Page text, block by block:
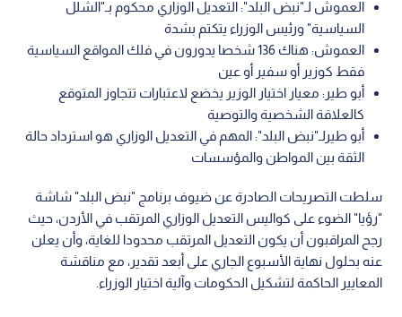
العموش لـ"نبض البلد": التعديل الوزاري محكوم بـ"الشلل
السياسية" ورئيس الوزراء يتكتم بشدة
العموش: هناك 136 شخصا يدورون في فلك المواقع السياسية
فقط كوزير أو سفير أو عين
أبو طير: معيار اختيار الوزير يخضع لاعتبارات تتجاوز المتوقع
كالعلاقة الشخصية والتوصية
أبو طيرلـ"نبض البلد": المهم في التعديل الوزاري هو استرداد حالة
الثقة بين المواطن والمؤسسات
سلطت التصريحات الصادرة عن ضيوف برنامج "نبض البلد" شاشة
"رؤيا" الضوء على كواليس التعديل الوزاري المرتقب في الأردن، حيث
رجح المراقبون أن يكون التعديل المرتقب محدودا للغاية، وأن يعلن
عنه بحلول نهاية الأسبوع الجاري على أبعد تقدير، مع مناقشة
المعايير الحاكمة لتشكيل الحكومات وآلية اختيار الوزراء.